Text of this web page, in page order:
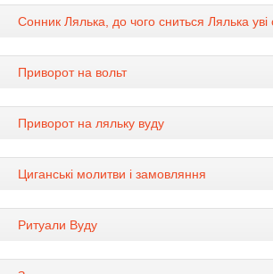
Сонник Лялька, до чого сниться Лялька уві
Приворот на вольт
Приворот на ляльку вуду
Циганські молитви і замовляння
Ритуали Вуду